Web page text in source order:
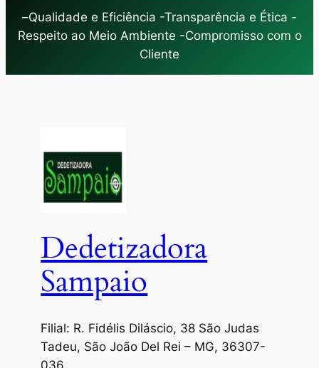
–Qualidade e Eficiência -Transparência e Ética -
Respeito ao Meio Ambiente -Compromisso com o
Cliente
Dedetizadora
Sampaio
Filial: R. Fidélis Diláscio, 38 São Judas
Tadeu, São João Del Rei – MG, 36307-